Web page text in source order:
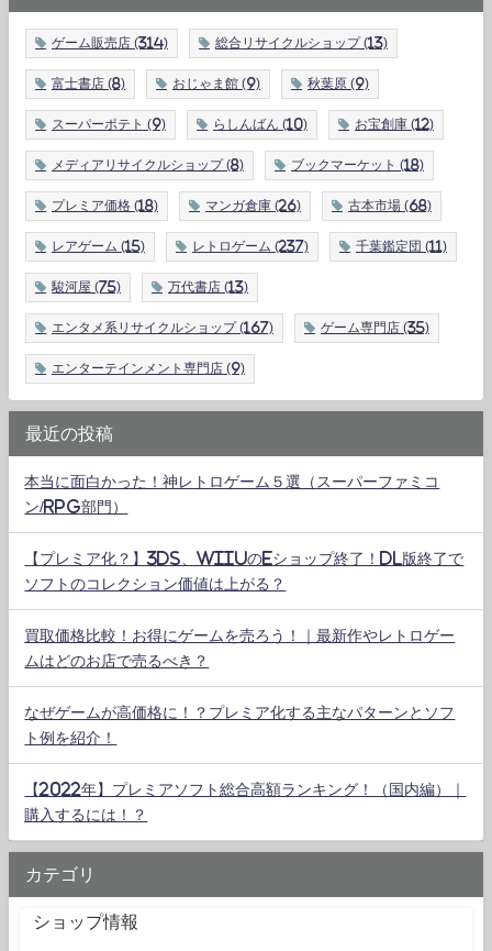
ゲーム販売店 (314) 総合リサイクルショップ (13)
富士書店 (8) おじゃま館 (9) 秋葉原 (9)
スーパーポテト (9) らしんばん (10) お宝創庫 (12)
メディアリサイクルショップ (8) ブックマーケット (18)
プレミア価格 (18) マンガ倉庫 (26) 古本市場 (68)
レアゲーム (15) レトロゲーム (237) 千葉鑑定団 (11)
駿河屋 (75) 万代書店 (13)
エンタメ系リサイクルショップ (167) ゲーム専門店 (35)
エンターテインメント専門店 (9)
最近の投稿
本当に面白かった！神レトロゲーム５選（スーパーファミコ
ン/RPG部門）
【プレミア化？】3DS、WiiUのeショップ終了！DL版終了で
ソフトのコレクション価値は上がる？
買取価格比較！お得にゲームを売ろう！｜最新作やレトロゲー
ムはどのお店で売るべき？
なぜゲームが高価格に！？プレミア化する主なパターンとソフ
ト例を紹介！
【2022年】プレミアソフト総合高額ランキング！（国内編）｜
購入するには！？
カテゴリ
ショップ情報